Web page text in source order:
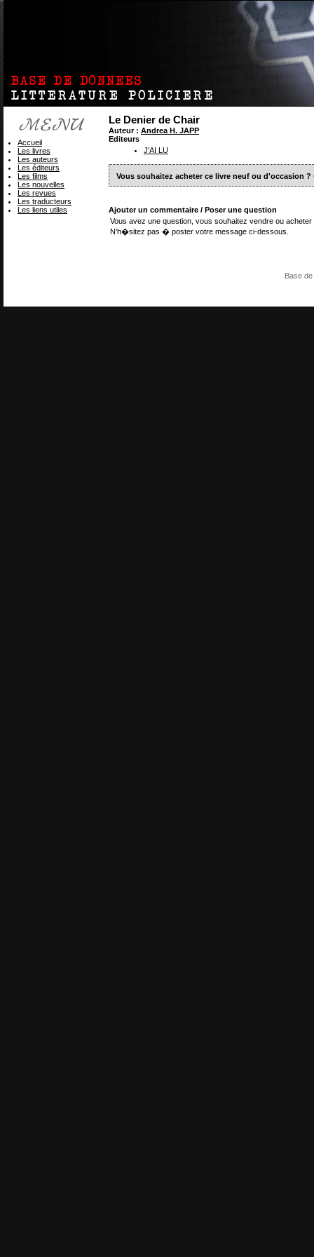
Le Denier de Chair
Auteur : Andrea H. JAPP
Editeurs
J'AI LU
Vous souhaitez acheter ce livre neuf ou d'occasion ?
Ajouter un commentaire / Poser une question
Vous avez une question, vous souhaitez vendre ou
N'h�sitez pas � poster votre message ci-dessous.
Accueil
Les livres
Les auteurs
Les éditeurs
Les films
Les nouvelles
Les revues
Les traducteurs
Les liens utiles
Base